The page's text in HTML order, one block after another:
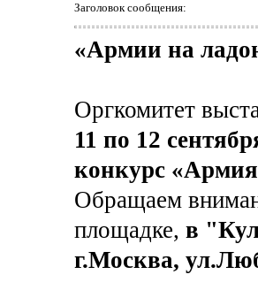
Заголовок сообщения:
«Армии на
Оргкомитет
11 по 12
конкурс
Обращаем
площадке, в
г.Москва,